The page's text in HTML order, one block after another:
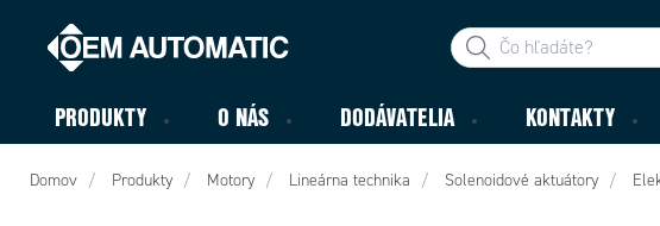
PRODUKTY O NÁS DODÁVATELIA KONTAKTY
Domov Produkty Motory Lineárna technika Solenoidové aktuátory